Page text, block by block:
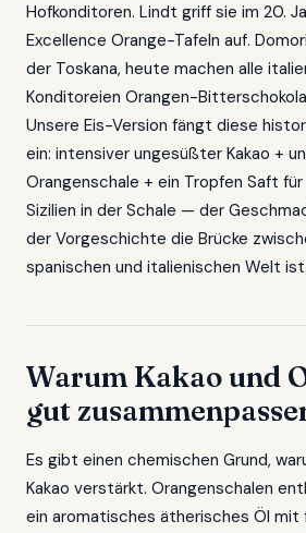
Hofkonditoren. Lindt griff sie im 20.
Excellence Orange-Tafeln auf.
der Toskana, heute machen alle
Konditoreien Orangen-
Unsere Eis-Version fängt diese
ein: intensiver ungesüßter Kakao +
Orangenschale + ein Tropfen Saft
Sizilien in der Schale — der
der Vorgeschichte die Brücke
spanischen und italienischen Welt ist.
Warum Kakao und
gut
Es gibt einen chemischen Grund,
Kakao verstärkt. Orangenschalen
ein aromatisches ätherisches Öl mit